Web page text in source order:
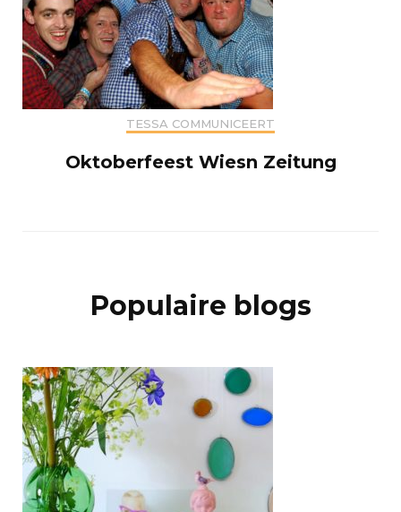
TESSA COMMUNICEERT
Oktoberfeest Wiesn Zeitung
Populaire blogs